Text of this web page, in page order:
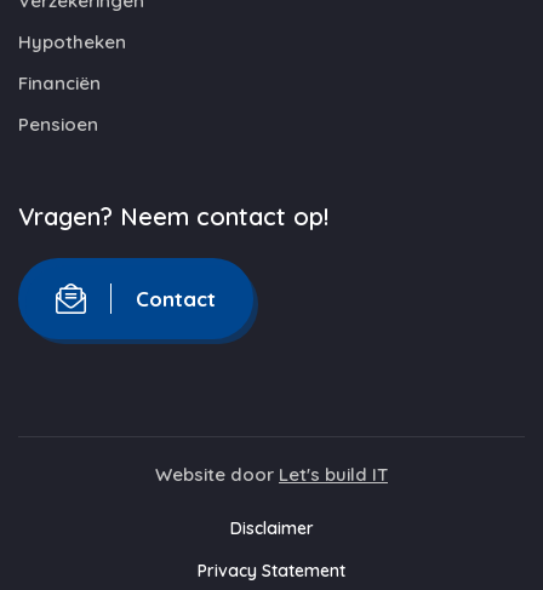
Hypotheken
Financiën
Pensioen
Vragen? Neem contact op!
Contact
Website door Let's build IT
Disclaimer
Privacy Statement